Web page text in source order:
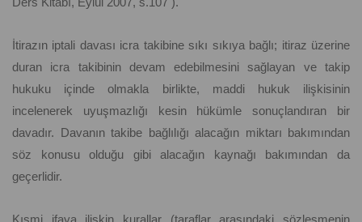
İtirazın iptali davası icra takibine sıkı sıkıya bağlı; itiraz üzerine
duran icra takibinin devam edebilmesini sağlayan ve takip
hukuku içinde olmakla birlikte, maddi hukuk ilişkisinin
incelenerek uyuşmazlığı kesin hükümle sonuçlandıran bir
davadır. Davanın takibe bağlılığı alacağın miktarı bakımından
söz konusu olduğu gibi alacağın kaynağı bakımından da
geçerlidir.